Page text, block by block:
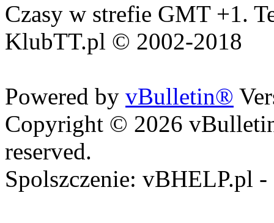
Czasy w strefie GMT +1.
KlubTT.pl © 2002-2018
Powered by vBulletin®
Copyright © 2026
reserved.
Spolszczenie: vBHELP.pl